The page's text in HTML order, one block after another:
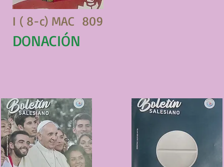
I ( 8-c) MAC 809
DONACIÓN